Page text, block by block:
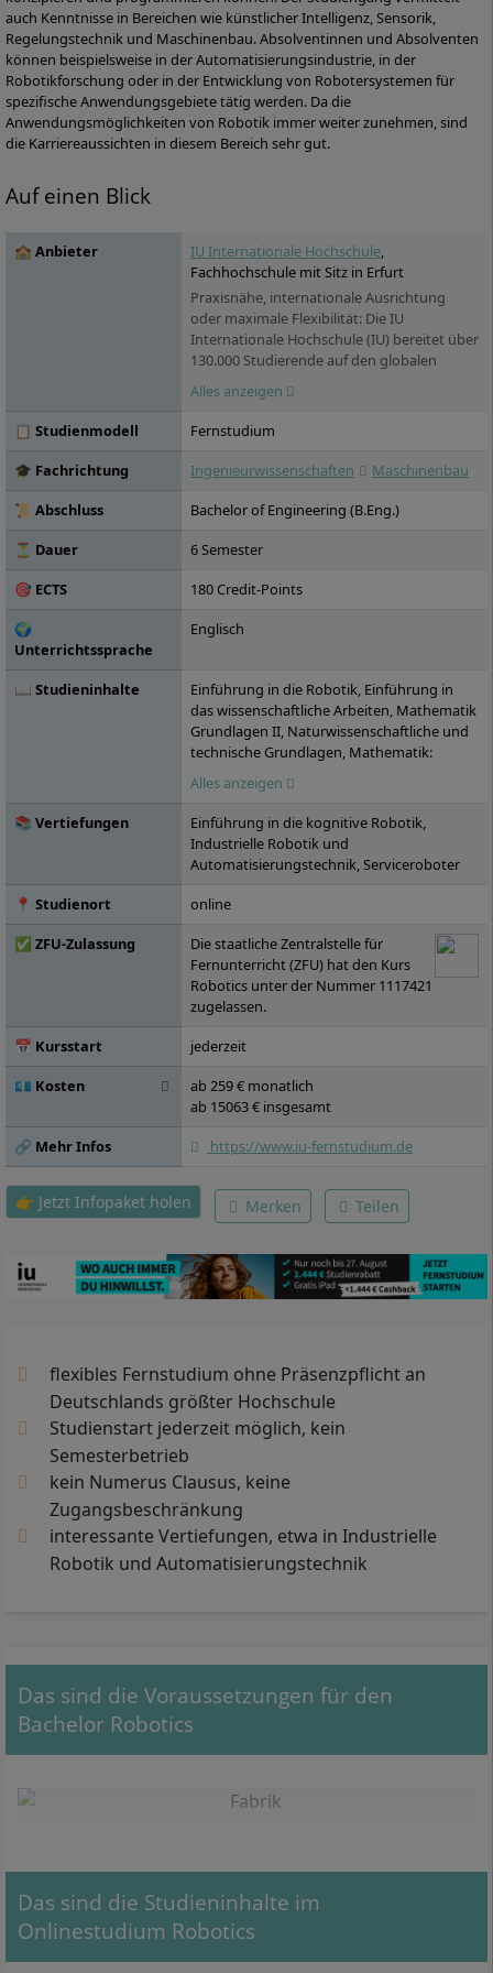
auch Kenntnisse in Bereichen wie künstlicher Intelligenz, Sensorik,
Regelungstechnik und Maschinenbau. Absolventinnen und Absolventen
können beispielsweise in der Automatisierungsindustrie, in der
Robotikforschung oder in der Entwicklung von Robotersystemen für
spezifische Anwendungsgebiete tätig werden. Da die
Anwendungsmöglichkeiten von Robotik immer weiter zunehmen, sind
die Karriereaussichten in diesem Bereich sehr gut.
Auf einen Blick
🏫 Anbieter IU Internationale Hochschule,
Fachhochschule mit Sitz in Erfurt
Praxisnähe, internationale Ausrichtung
oder maximale Flexibilität: Die IU
Internationale Hochschule (IU) bereitet über
130.000 Studierende auf den globalen
Arbeitsmarkt vor. Sie versammelt unter
ihrem Dach über 100 Studienprogramme,
die in zwei voneinander unabhängigen
das IU Duale Studium sowie das IU
Studierenden ein Netzwerk von
Wirtschaft: über 15.000 Unternehmen
kooperiert, darunter die ZURICH
2000 gegründet wurde, ist inzwischen in 25
Alles anzeigen
📋 Studienmodell
Fernstudium
🎓 Fachrichtung
Ingenieurwissenschaften
Maschinenbau
📜 Abschluss
Bachelor of Engineering (B.Eng.)
⏳ Dauer
6 Semester
🎯 ECTS
180 Credit-Points
🌍
Unterrichtssprache
Englisch
📖 Studieninhalte
Einführung in die Robotik, Einführung in
das wissenschaftliche Arbeiten, Mathematik
Grundlagen II, Naturwissenschaftliche und
technische Grundlagen, Mathematik:
Lineare Algebra, Grundlagen der
Konstruktion, Fertigungsverfahren
Industrie 4.0, Einführung in die
Programmierung mit Python, Mathematik:
Analysis, Technische Mechanik: Statik,
Elektrotechnik, Projekt: Konstruktion mit
CAD, Sensorik, Signale und Systeme,
Kollaboratives Arbeiten,
Roboterprogrammierung mit C/C++,
Mechatronische Systeme,
Regelungstechnik, Projekt: Modellierung
Einführung in die Robotersteuerung,
Seminar: Mensch-Maschinen-Interaktion,
Projekt: Angewandte Robotik mit Robotik-
Gesellschaft, Maschinen- und
Wahlpflichtmodul B, Wahlpflichtmodul C,
Bachelorarbeit
Alles anzeigen
📚 Vertiefungen
Einführung in die kognitive Robotik,
Industrielle Robotik und
Automatisierungstechnik, Serviceroboter
📍 Studienort
online
✅ ZFU-Zulassung
Die staatliche Zentralstelle für
Fernunterricht (ZFU) hat den Kurs
Robotics unter der Nummer 1117421
zugelassen.
📅 Kursstart
jederzeit
💶 Kosten
ab 259 € monatlich
ab 15063 € insgesamt
🔗 Mehr Infos
https://www.iu-fernstudium.de
👉 Jetzt Infopaket holen Merken Teilen
flexibles Fernstudium ohne Präsenzpflicht an
Deutschlands größter Hochschule
Studienstart jederzeit möglich, kein
Semesterbetrieb
kein Numerus Clausus, keine
Zugangsbeschränkung
interessante Vertiefungen, etwa in Industrielle
Robotik und Automatisierungstechnik
Das sind die Voraussetzungen für den
Bachelor Robotics
Das sind die Studieninhalte im
Onlinestudium Robotics